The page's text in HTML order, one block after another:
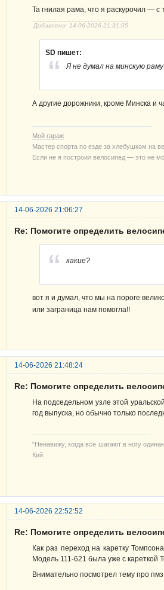
Та гнилая рама, что я раскурочил —
Добавлено: 14-06-2026 21:31:05
SD пишет:
Я не думал на минскую раму
А другие дорожники, кроме Минска и
Мой гараж
Мастер спорта по езде за хлебушком на
Если не я построил велосипед — это не
14-06-2026 21:06:27
Re: Помогите определить
какие?
вот я и думал, что мы на пороге
или заграница нам помогла!!
14-06-2026 21:48:24
Re: Помогите определить
На подседельном узле этой
год выпуска, но обычно только
"Ненавижу, когда все шагают в ногу
Кий.
14-06-2026 22:52:52
Re: Помогите определить
Как раз переход на каретку
Модель 111-621 была уже с кареткой
Внимательно посмотрел тему про